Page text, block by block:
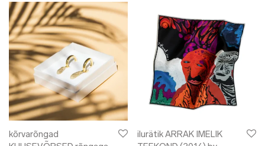
kõrvarõngad
ilurätik ARRAK IMELIK